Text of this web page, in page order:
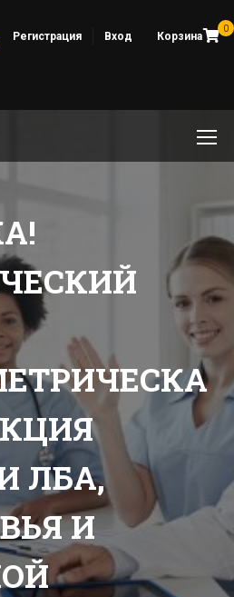
0
Регистрация Вход Корзина
ЛБА,
И